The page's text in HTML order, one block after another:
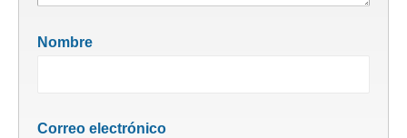
Nombre
Correo electrónico